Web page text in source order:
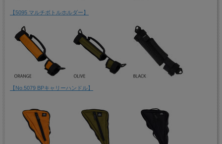
【5095 マルチボトルホルダー】
【No.5079 BPキャリーハンドル】